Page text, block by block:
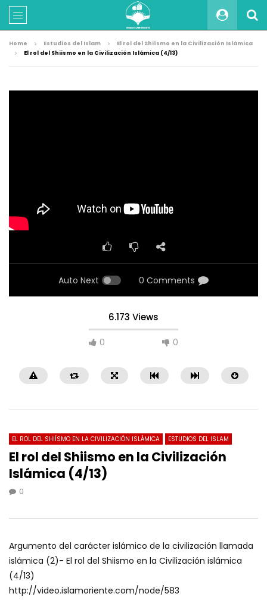
Home Estudios del Islam
El rol del Shiísmo en la Civilización Islámica
El rol del Shiismo en la Civilización Islámica (4/13)
Auto Next 0 Comments
6.173 Views
0 0
05:13
destrucción masiva?
EL ROL DEL SHIÍSMO EN LA CIVILIZACIÓN ISLÁMICA ESTUDIOS DEL ISLAM
El rol del Shiismo en la Civilización
Islámica (4/13)
0
Argumento del carácter islámico de la civilización llamada
islámica (2)- El rol del Shiismo en la Civilización islámica
(4/13)
http://video.islamoriente.com/node/583